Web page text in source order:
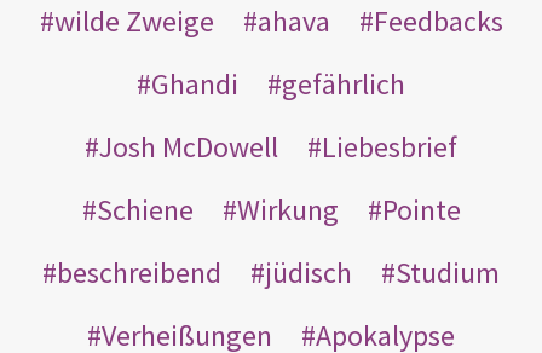
wilde Zweige
ahava
Feedbacks
Ghandi
gefährlich
Josh McDowell
Liebesbrief
Schiene
Wirkung
Pointe
beschreibend
jüdisch
Studium
Verheißungen
Apokalypse